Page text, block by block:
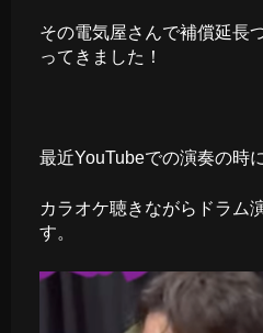
その電気屋さんで補償延長
ってきました！
最近YouTubeでの演奏の時
カラオケ聴きながらドラム
す。